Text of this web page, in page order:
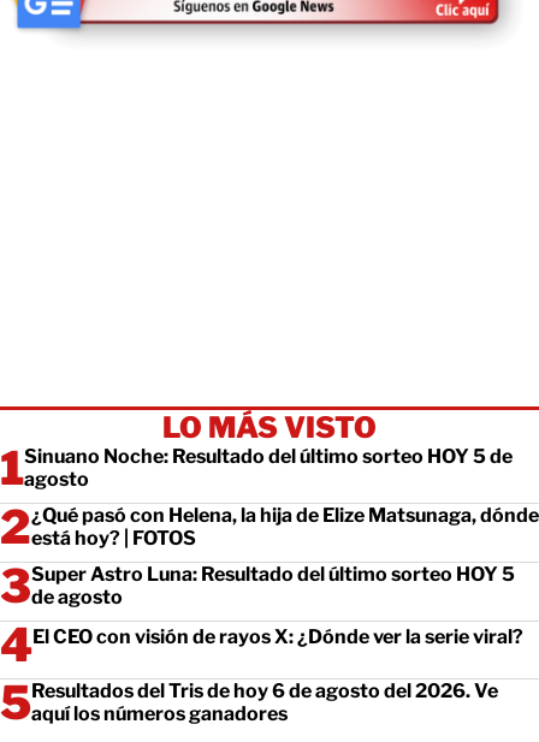
LO MÁS VISTO
Sinuano Noche: Resultado del último sorteo HOY 5 de
agosto
¿Qué pasó con Helena, la hija de Elize Matsunaga, dónde
está hoy? | FOTOS
Super Astro Luna: Resultado del último sorteo HOY 5
de agosto
El CEO con visión de rayos X: ¿Dónde ver la serie viral?
Resultados del Tris de hoy 6 de agosto del 2026. Ve
aquí los números ganadores